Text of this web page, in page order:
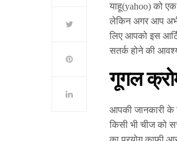
याहू(yahoo) को
लेकिन अगर आप
लिए आपको इस
सतर्क होने की
गूगल
आपकी जानकारी के
किसी भी चीज को